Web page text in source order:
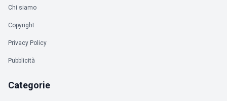
Chi siamo
Copyright
Privacy Policy
Pubblicità
Categorie